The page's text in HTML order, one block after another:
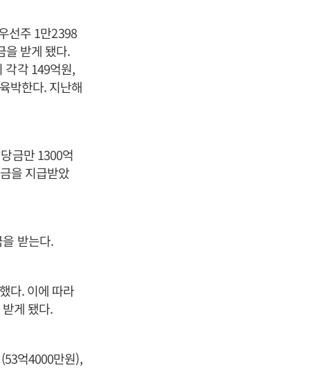
선주 1만2398
을 받게 됐다.
각각 149억원,
박한다. 지난해
금만 1300억
을 지급받았
받는다.
다. 이에 따라
게 됐다.
억4000만원),